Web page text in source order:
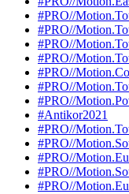
#PRO//
#PRO//
#PRO//
#PRO//
#PRO//
#PRO//
#PRO//
#Antikor2021
#PRO//
#PRO//
#PRO//
#PRO//
#PRO//